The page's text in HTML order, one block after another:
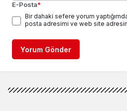
E-Posta*
Bir dahaki sefere yorum
posta adresimi ve web site
Yorum Gönder